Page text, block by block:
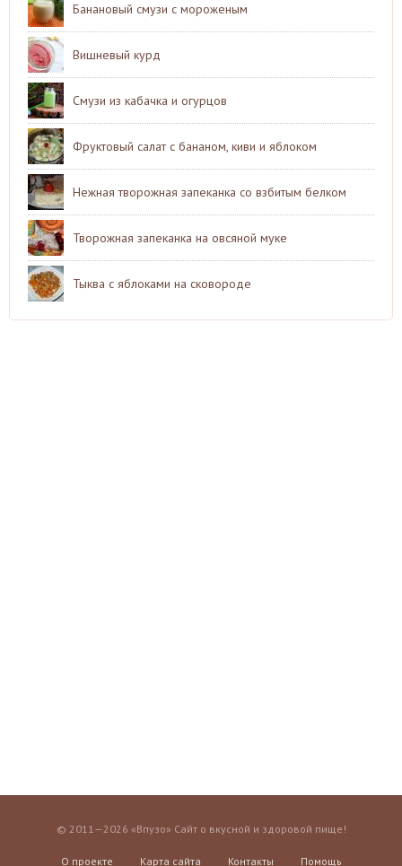
Банановый смузи с мороженым
Вишневый курд
Смузи из кабачка и огурцов
Фруктовый салат с бананом, киви и яблоком
Нежная творожная запеканка со взбитым белком
Творожная запеканка на овсяной муке
Тыква с яблоками на сковороде
© 2011—2026 «Впузо» Сайт о вкусной и здоровой пище!
О проекте Карта сайта Контакты Помощь